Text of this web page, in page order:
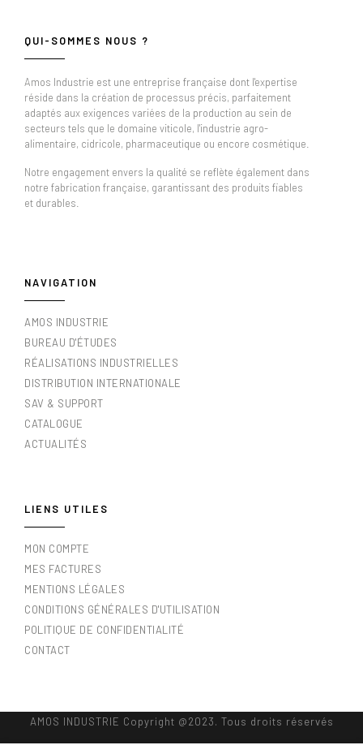
QUI-SOMMES NOUS ?
Amos Industrie est une entreprise française dont l'expertise
réside dans la création de processus précis, parfaitement
adaptés aux exigences variées de la production au sein de
secteurs tels que le domaine viticole, l'industrie agro-
alimentaire, cidricole, pharmaceutique ou encore cosmétique.
Notre engagement envers la qualité se reflète également dans
notre fabrication française, garantissant des produits fiables
et durables.
NAVIGATION
AMOS INDUSTRIE
BUREAU D'ÉTUDES
RÉALISATIONS INDUSTRIELLES
DISTRIBUTION INTERNATIONALE
SAV & SUPPORT
CATALOGUE
ACTUALITÉS
LIENS UTILES
MON COMPTE
MES FACTURES
MENTIONS LÉGALES
CONDITIONS GÉNÉRALES D'UTILISATION
POLITIQUE DE CONFIDENTIALITÉ
CONTACT
AMOS INDUSTRIE Copyright @2023. Tous droits réservés